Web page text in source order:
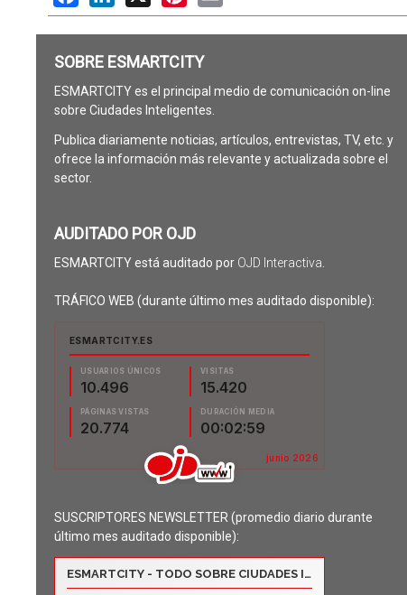
SOBRE ESMARTCITY
ESMARTCITY es el principal medio de comunicación on-line
sobre Ciudades Inteligentes.
Publica diariamente noticias, artículos, entrevistas, TV, etc. y
ofrece la información más relevante y actualizada sobre el
sector.
AUDITADO POR OJD
ESMARTCITY está auditado por OJD Interactiva
TRÁFICO WEB (durante último mes auditado disponible):
SUSCRIPTORES NEWSLETTER (promedio diario durante
último mes auditado disponible):